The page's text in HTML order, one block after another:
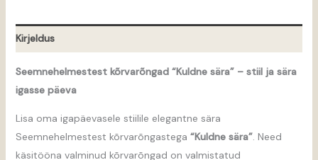
Kirjeldus
Seemnehelmestest kõrvarõngad “Kuldne sära” – stiil ja sära
igasse päeva
Lisa oma igapäevasele stiilile elegantne sära
Seemnehelmestest kõrvarõngastega “Kuldne sära”. Need
käsitööna valminud kõrvarõngad on valmistatud